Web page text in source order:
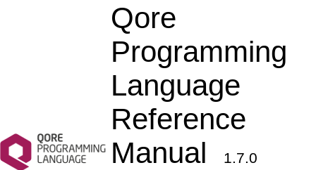
Qore
Programming
Language
Reference
Manual
1.7.0